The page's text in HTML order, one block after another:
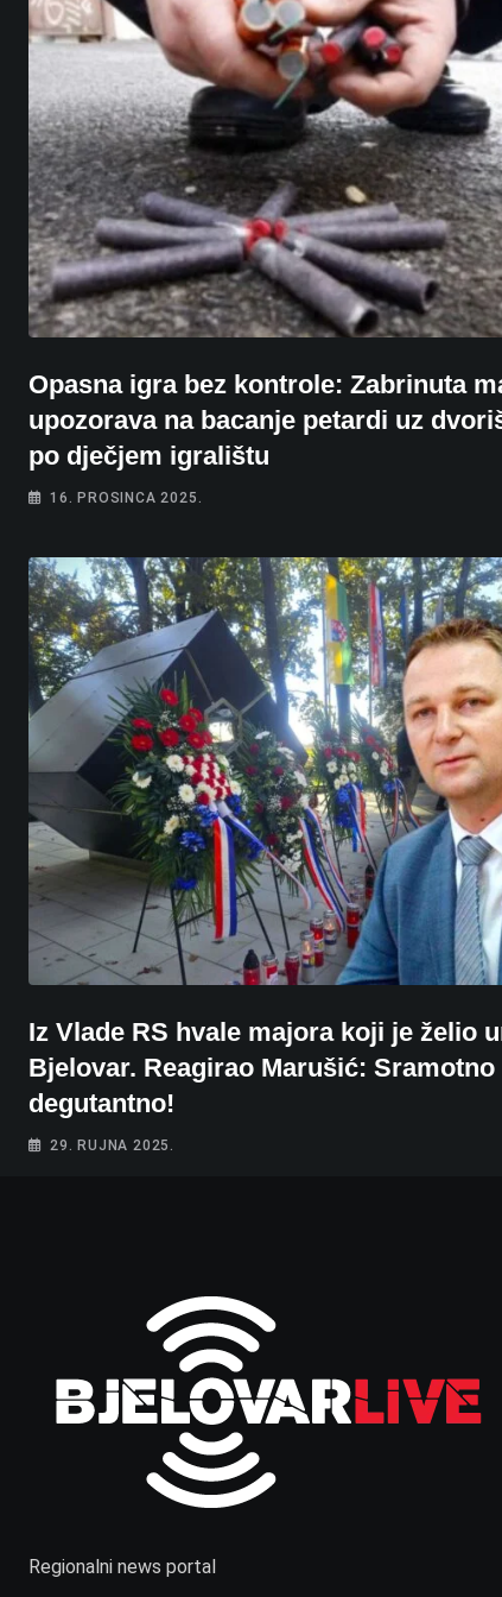
Opasna igra bez kontrole: Zabrinuta
upozorava na bacanje petardi uz
po dječjem igralištu
16. PROSINCA 2025.
Iz Vlade RS hvale majora koji je želio
Bjelovar. Reagirao Marušić: Sramotno
degutantno!
29. RUJNA 2025.
Regionalni news portal